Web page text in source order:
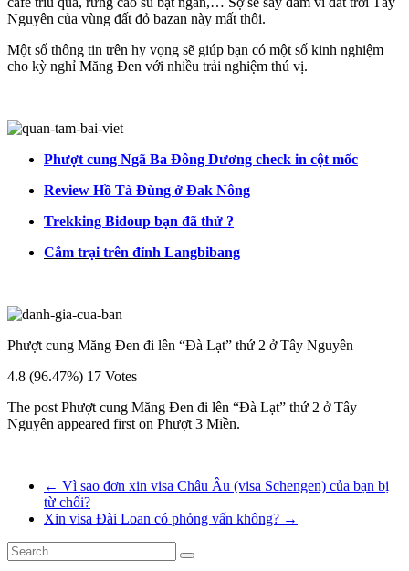
Nguyên của vùng đất đỏ bazan này mất thôi.
Một số thông tin trên hy vọng sẽ giúp bạn có một số kinh nghiệm
cho kỳ nghỉ Măng Đen với nhiều trải nghiệm thú vị.
Phượt cung Ngã Ba Đông Dương check in cột mốc
Review Hồ Tà Đùng ở Đak Nông
Trekking Bidoup bạn đã thử ?
Cắm trại trên đỉnh Langbibang
Phượt cung Măng Đen đi lên “Đà Lạt” thứ 2 ở Tây Nguyên
4.8 (96.47%) 17 Votes
The post Phượt cung Măng Đen đi lên “Đà Lạt” thứ 2 ở Tây
Nguyên appeared first on Phượt 3 Miền.
← Vì sao đơn xin visa Châu Âu (visa Schengen) của bạn bị
từ chối?
Xin visa Đài Loan có phỏng vấn không? →